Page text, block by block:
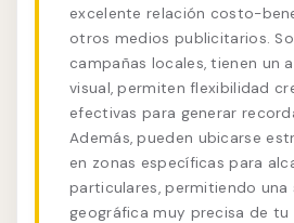
excelente relación costo-
otros medios publicitarios.
campañas locales, tienen un
visual, permiten flexibilidad
efectivas para generar
Además, pueden ubicarse
en zonas específicas para
particulares, permitiendo una
geográfica muy precisa de tu